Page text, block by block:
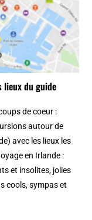
lieux du guide
de coeur :
autour de
avec les lieux les
en Irlande :
et insolites, jolies
cools, sympas et